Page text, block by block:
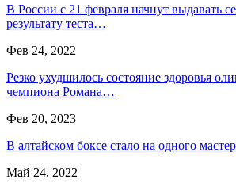
В России с 21 февраля начнут выдавать
результату теста…
Фев 24, 2022
Резко ухудшилось состояние здоровья
чемпиона Романа…
Фев 20, 2023
В алтайском боксе стало на одного
Май 24, 2022